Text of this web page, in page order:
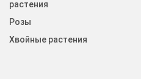
растения
Розы
Хвойные растения